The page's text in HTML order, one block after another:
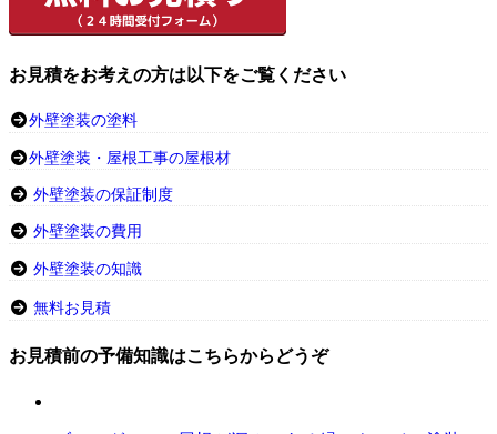
お見積をお考えの方は以下をご覧ください
外壁塗装の塗料
外壁塗装・屋根工事の屋根材
外壁塗装の保証制度
外壁塗装の費用
外壁塗装の知識
無料お見積
お見積前の予備知識はこちらからどうぞ